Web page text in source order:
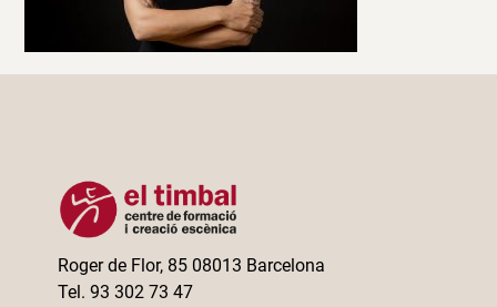
Roger de Flor, 85 08013 Barcelona
Tel. 93 302 73 47